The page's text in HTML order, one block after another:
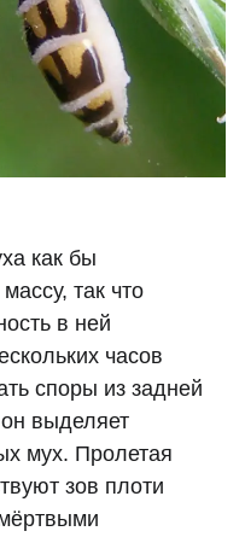
как бы
так что
в ней
часов
споры из задней
выделяет
мух. Пролетая
зов плоти